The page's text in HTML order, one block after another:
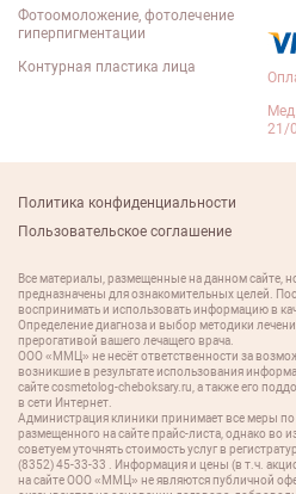
Фотоомоложение, фотолечение
гиперпигментации
Контурная пластика лица
21/
Политика конфиденциальности
Пользовательское соглашение
Все материалы, размещенные на данном сайте,
предназначены для ознакомительных целей.
воспринимать и использовать информацию в
Определение диагноза и выбор методики
прерогативой вашего лечащего врача.
ООО «ММЦ» не несёт ответственности за
возникшие в результате использования
сайте cosmetolog-cheboksary.ru, а также его
в сети Интернет.
Администрация клиники принимает все меры
размещенного на сайте прайс-листа, однако
советуем уточнять стоимость услуг в
(8352) 45-33-33 . Информация и цены (в т.ч.
на сайте ООО «ММЦ» не являются публичной